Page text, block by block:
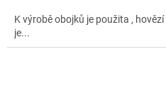
K výrobě obojků je použita ,
je...